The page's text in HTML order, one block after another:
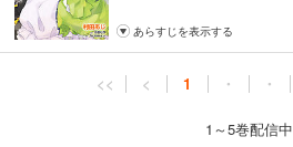
あらすじを表示する
<< < 1 ・ ・
1～5巻配信中